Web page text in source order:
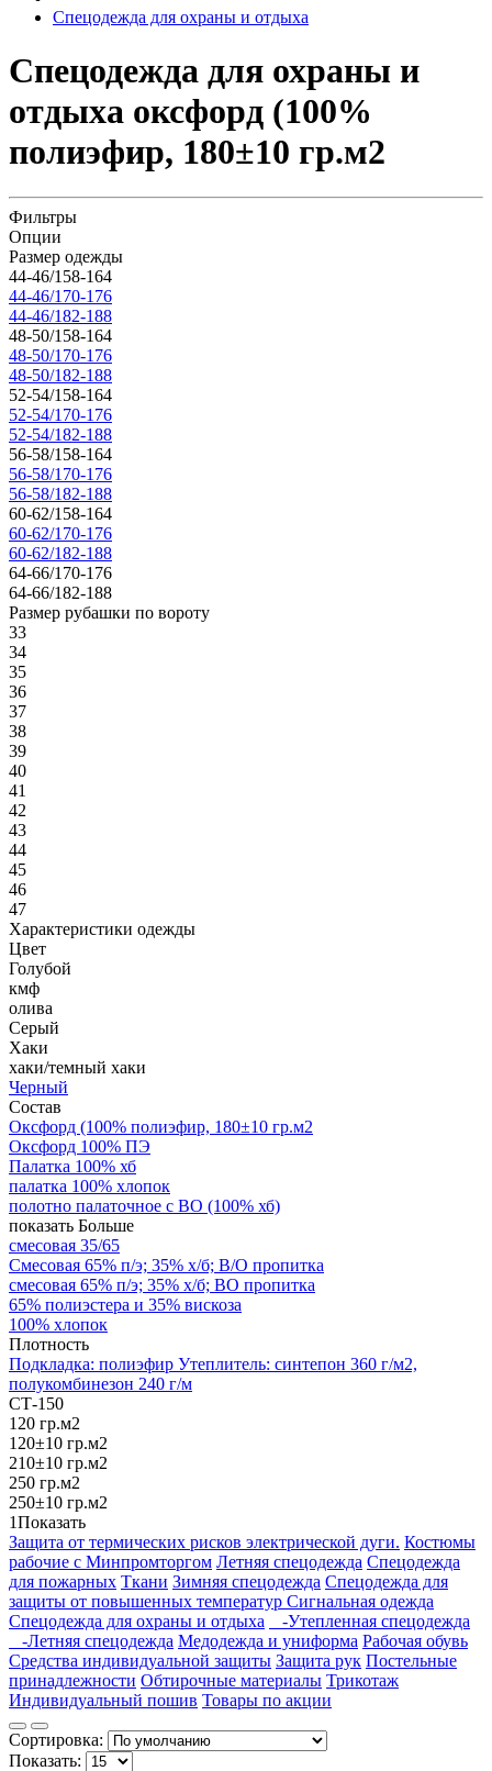
Спецодежда для охраны и отдыха
Спецодежда для охраны и
отдыха оксфорд (100%
полиэфир, 180±10 гр.м2
Фильтры
Опции
Размер одежды
44-46/158-164
44-46/170-176
44-46/182-188
48-50/158-164
48-50/170-176
48-50/182-188
52-54/158-164
52-54/170-176
52-54/182-188
56-58/158-164
56-58/170-176
56-58/182-188
60-62/158-164
60-62/170-176
60-62/182-188
64-66/170-176
64-66/182-188
Размер рубашки по вороту
33
34
35
36
37
38
39
40
41
42
43
44
45
46
47
Характеристики одежды
Цвет
Голубой
кмф
олива
Серый
Хаки
хаки/темный хаки
Черный
Состав
Оксфорд (100% полиэфир, 180±10 гр.м2
Оксфорд 100% ПЭ
Палатка 100% хб
палатка 100% хлопок
полотно палаточное с ВО (100% хб)
показать Больше
смесовая 35/65
Смесовая 65% п/э; 35% х/б; В/О пропитка
смесовая 65% п/э; 35% х/б; ВО пропитка
65% полиэстера и 35% вискоза
100% хлопок
Плотность
Подкладка: полиэфир Утеплитель: синтепон 360 г/м2,
полукомбинезон 240 г/м
СТ-150
120 гр.м2
120±10 гр.м2
210±10 гр.м2
250 гр.м2
250±10 гр.м2
1Показать
Защита от термических рисков электрической дуги. Костюмы
рабочие с Минпромторгом Летняя спецодежда Спецодежда
для пожарных Ткани Зимняя спецодежда Спецодежда для
защиты от повышенных температур Сигнальная одежда
Спецодежда для охраны и отдыха
-Утепленная спецодежда
-Летняя спецодежда Медодежда и униформа Рабочая обувь
Средства индивидуальной защиты Защита рук Постельные
принадлежности Обтирочные материалы Трикотаж
Индивидуальный пошив Товары по акции
Сортировка:
Показать: